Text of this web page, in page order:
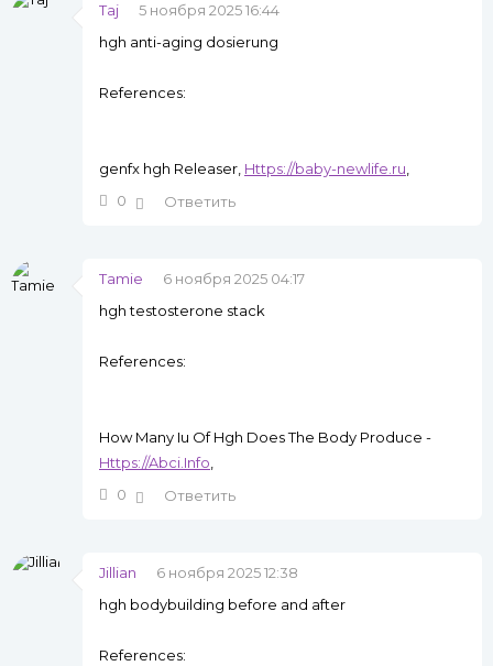
Taj
5 ноября 2025 16:44
hgh anti-aging dosierung
References:
genfx hgh Releaser, Https://baby-newlife.ru
0
Ответить
Tamie
6 ноября 2025 04:17
hgh testosterone stack
References:
How Many Iu Of Hgh Does The Body Produce -
Https://Abci.Info
0
Ответить
Jillian
6 ноября 2025 12:38
hgh bodybuilding before and after
References: